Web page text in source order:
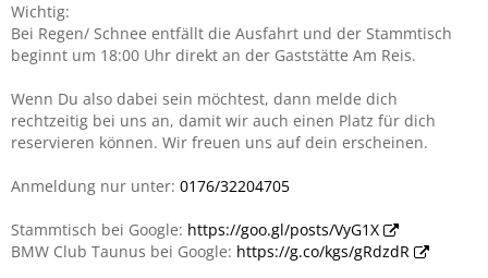
Wichtig:
Bei Regen/ Schnee entfällt die Ausfahrt und der Stammtisch
beginnt um 18:00 Uhr direkt an der Gaststätte Am Reis.
Wenn Du also dabei sein möchtest, dann melde dich
rechtzeitig bei uns an, damit wir auch einen Platz für dich
reservieren können. Wir freuen uns auf dein erscheinen.
Anmeldung nur unter: 0176/32204705
Stammtisch bei Google: https://goo.gl/posts/VyG1X
BMW Club Taunus bei Google: https://g.co/kgs/gRdzdR